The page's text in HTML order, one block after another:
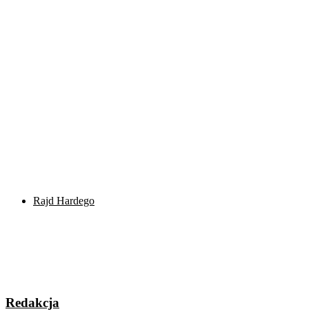
Rajd Hardego
Redakcja